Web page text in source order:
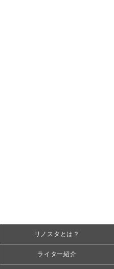
リノスタとは？
ライター紹介